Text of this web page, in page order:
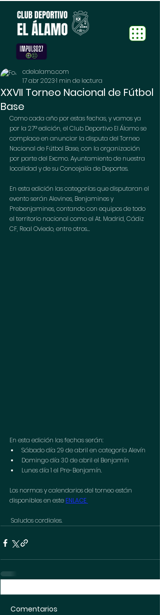
XXVII Torneo Nacional de Fútbol
Base
cdelalamo.com
17 abr 20231 min de lectura
Como cada año por estas fechas, y vamos ya
por la 27ª edición, el Club Deportivo El Álamo se
complace en anunciar la disputa del Torneo
Nacional de Fútbol Base, con la organización
por parte del Excmo. Ayuntamiento de nuestra
localidad y de su Concejalía de Deportes.
En esta edición las categorías que disputaran el
evento serán Alevines, Benjamines y
Prebenjamines, contando con equipos de todo
el territorio nacional como el At. Madrid, Cádiz
CF, Real Oviedo, entre otros...
En esta edición las fechas serán:
Sábado día 29 de abril en categoría Alevín
Domingo día 30 de abril el Benjamín
Lunes día 1 el Pre-Benjamín.
Los normas y calendarios del torneo están
disponibles en este ENLACE
Saludos cordiales.
Comentarios